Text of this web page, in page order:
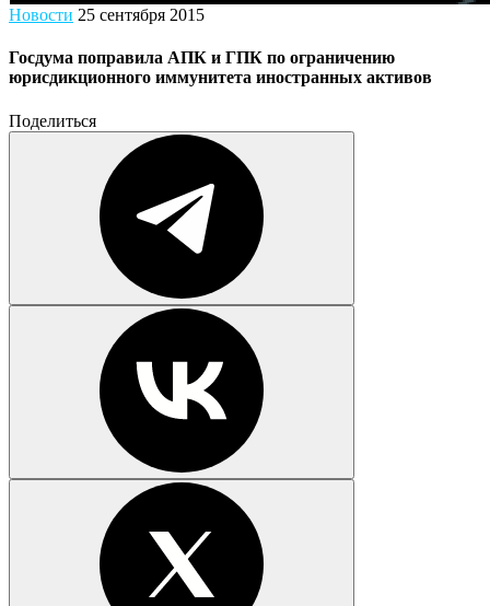
Новости 25 сентября 2015
Госдума поправила АПК и ГПК по ограничению
юрисдикционного иммунитета иностранных активов
Поделиться